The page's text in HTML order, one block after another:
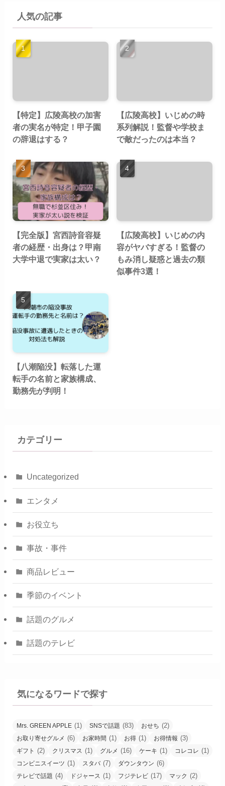
人気の記事
【特定】広陵高校の加害
者の実名が特定！甲子園
の辞退はする？
【広陵高校】いじめの時
系列解説！監督や学校ま
で敵だったのは本当？
【完全版】宮西詩音容疑
者の経歴・出身は？甲南
大学中退で実家は太い？
【広陵高校】いじめの内
容がヤバすぎる！監督の
もみ消し疑惑と過去の類
似事件3選！
【八潮陥没】転落した運
転手の名前と家族構成、
勤務先が判明！
カテゴリー
Uncategorized
エンタメ
お役立ち
事故・事件
商品レビュー
季節のイベント
話題のグルメ
話題のテレビ
気になるワードで探す
Mrs. GREEN APPLE (1) SNSで話題 (83) おせち (2)
お取り寄せグルメ (6) お家時間 (1) お得 (1) お得情報 (3)
ギフト (2) クリスマス (1) グルメ (16) ケーキ (1) コレコレ (1)
コンビニスイーツ (1) スタバ(7) ダウンタウン (6)
テレビで話題 (4) ドジャース (1) フジテレビ (17) マック (2)